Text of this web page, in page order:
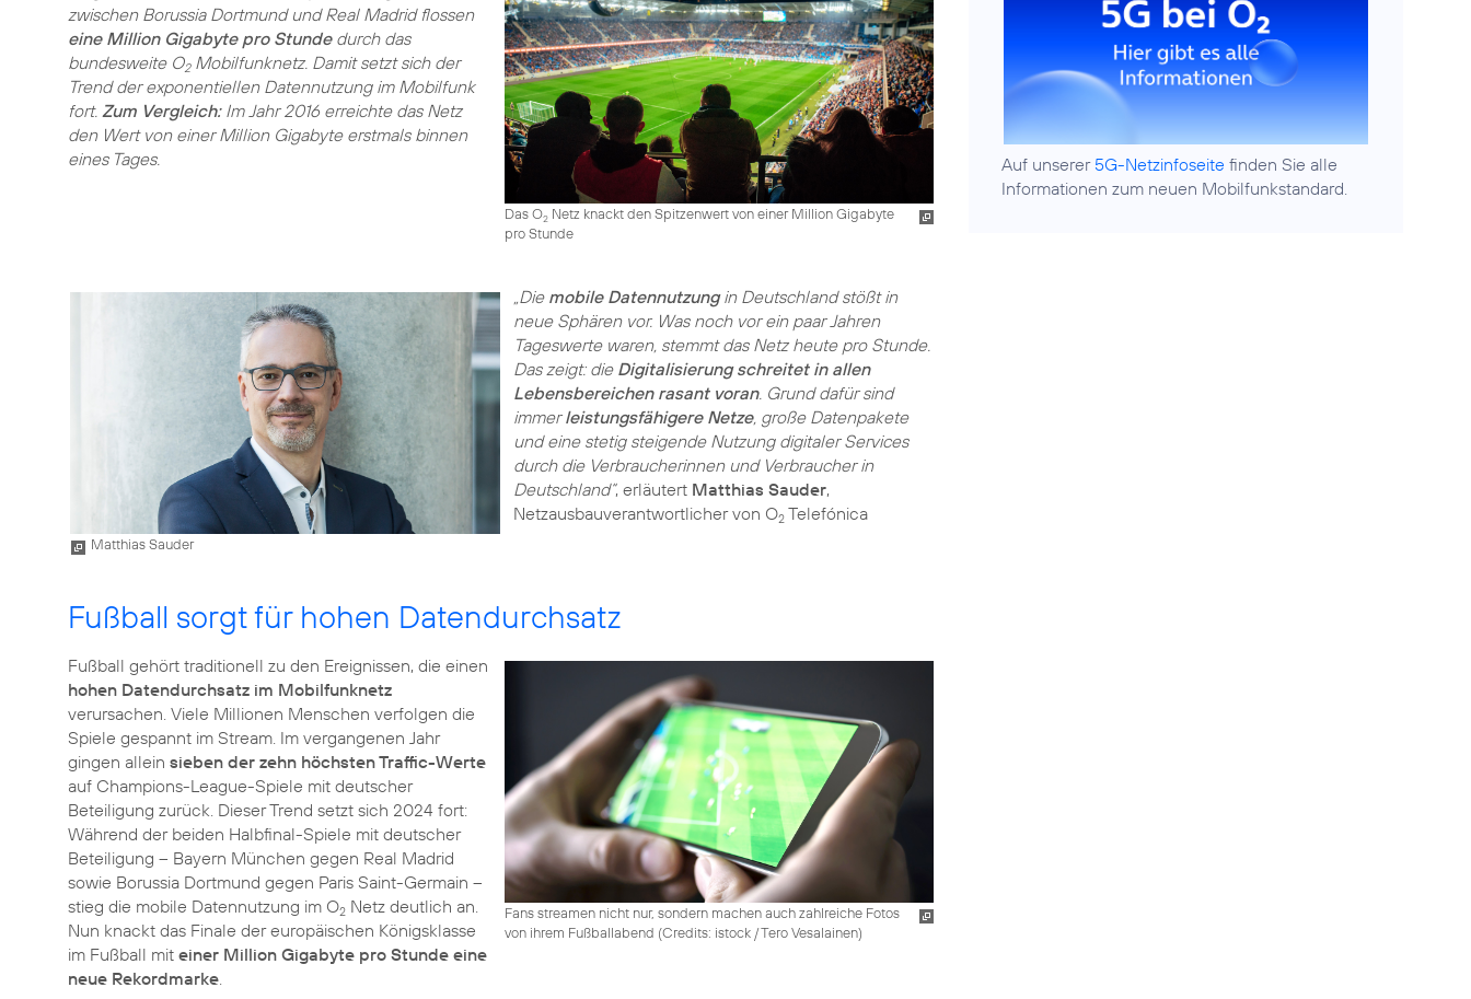
Das O2Netz knackt den Spitzenwert von einer Million Gigabyte
pro Stunde
zwischen Borussia Dortmund und Real Madrid flossen
eine Million Gigabyte pro Stundedurch das
bundesweite O2Mobilfunknetz. Damit setzt sich der
Trend der exponentiellen Datennutzung im Mobilfunk
fort. Zum Vergleich:Im Jahr 2016 erreichte das Netz
den Wert von einer Million Gigabyte erstmals binnen
eines Tages.
Matthias Sauder
„Die mobile Datennutzungin Deutschland stößt in
neue Sphären vor. Was noch vor ein paar Jahren
Tageswerte waren, stemmt das Netz heute pro Stunde.
Das zeigt: die Digitalisierung schreitet in allen
Lebensbereichen rasant voran. Grund dafür sind
immerleistungsfähigere Netze, große Datenpakete
und eine stetig steigende Nutzung digitaler Services
durch die Verbraucherinnen und Verbraucher in
Deutschland“, erläutert Matthias Sauder,
Netzausbauverantwortlicher von O2Telefónica
Fußball sorgt für hohen Datendurchsatz
Fans streamen nicht nur, sondern machen auch zahlreiche Fotos
von ihrem Fußballabend (Credits: istock / Tero Vesalainen)
Fußball gehört traditionell zu den Ereignissen, die einen
hohen Datendurchsatz im Mobilfunknetz
verursachen. Viele Millionen Menschen verfolgen die
Spiele gespannt im Stream. Im vergangenen Jahr
gingen allein sieben der zehn höchsten Traffic-Werte
auf Champions-League-Spiele mit deutscher
Beteiligung zurück. Dieser Trend setzt sich 2024 fort:
Während der beiden Halbfinal-Spiele mit deutscher
Beteiligung – Bayern München gegen Real Madrid
sowie Borussia Dortmund gegen Paris Saint-Germain –
stieg die mobile Datennutzung im O2 Netz deutlich an.
Nun knackt das Finale der europäischen Königsklasse
im Fußball mit einer Million Gigabyte pro Stunde eine
neue Rekordmarke
Auf unserer 5G-Netzinfoseite finden Sie alle
Informationen zum neuen Mobilfunkstandard.